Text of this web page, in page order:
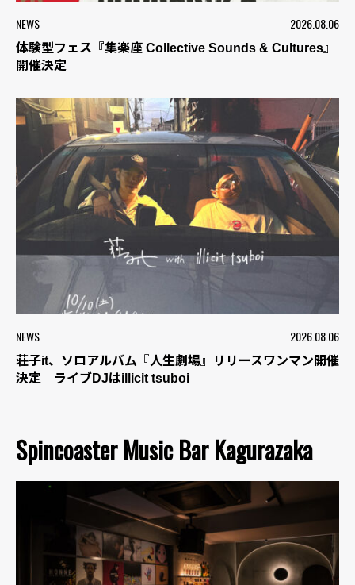
NEWS 2026.08.06
体験型フェス『集楽座 Collective Sounds & Cultures』
開催決定
NEWS 2026.08.06
荘子it、ソロアルバム『人生劇場』リリースワンマン開催
決定 ライブDJはillicit tsuboi
Spincoaster Music Bar Kagurazaka